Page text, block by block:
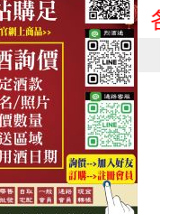
、一次購足」